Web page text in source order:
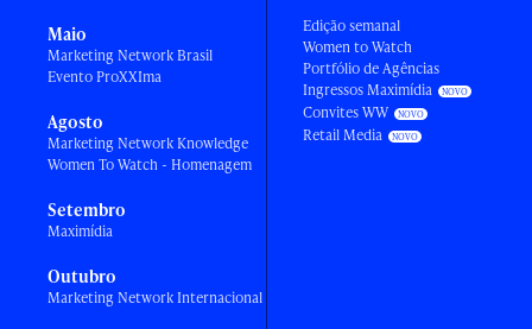
Maio
Marketing Network Brasil
Evento ProXXIma
Agosto
Marketing Network Knowledge
Women To Watch - Homenagem
Setembro
Maximídia
Outubro
Marketing Network Internacional
Edição semanal
Women to Watch
Portfólio de Agências
Ingressos Maximídia
Convites WW
Retail Media